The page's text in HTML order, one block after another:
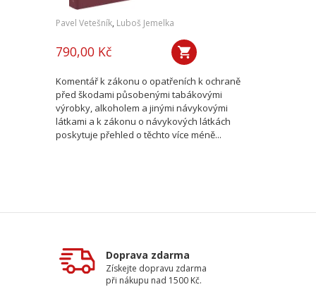
Pavel Vetešník, Luboš Jemelka
790,00 Kč
Komentář k zákonu o opatřeních k ochraně
před škodami působenými tabákovými
výrobky, alkoholem a jinými návykovými
látkami a k zákonu o návykových látkách
poskytuje přehled o těchto více méně...
Doprava zdarma
Získejte dopravu zdarma
při nákupu nad 1500 Kč.